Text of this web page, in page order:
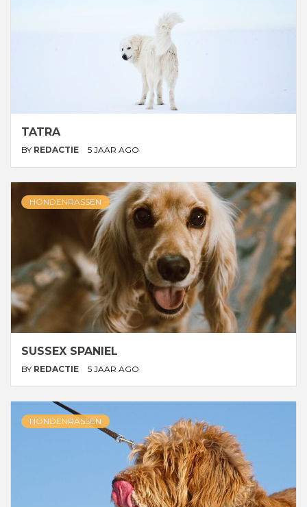
TATRA
BY REDACTIE 5 JAAR AGO
HONDENRASSEN
SUSSEX SPANIEL
BY REDACTIE 5 JAAR AGO
HONDENRASSEN